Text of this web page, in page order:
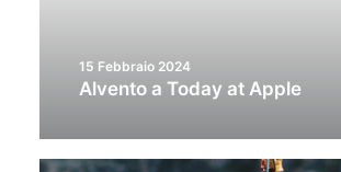
15 Febbraio 2024
Alvento a Today at Apple